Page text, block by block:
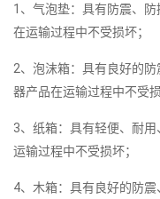
1、气泡垫：具有防震、
在运输过程中不受损坏；
2、泡沫箱：具有良好的
器产品在运输过程中不受损
3、纸箱：具有轻便、耐
运输过程中不受损坏；
4、木箱：具有良好的防